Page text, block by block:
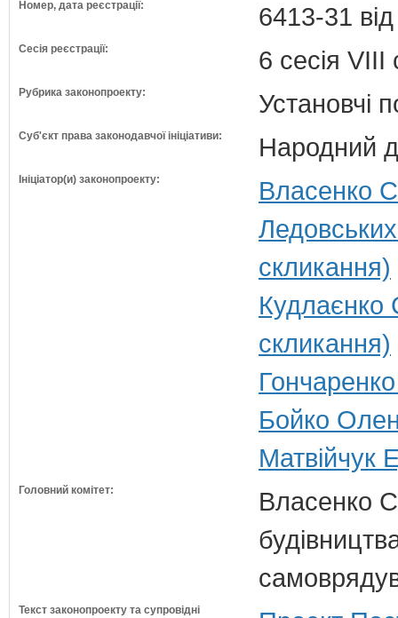
Номер, дата реєстрації: 6413-31
Сесія реєстрації: 6 сесія VIII
Рубрика законопроекту: Установчі
Суб'єкт права законодавчої ініціативи: Народний
Ініціатор(и) законопроекту:
Власенко
скликання)
Кудлаєнко
скликання)
Бойко
Матвійчук
Головний комітет:
Власенко
Текст законопроекту та супровідні